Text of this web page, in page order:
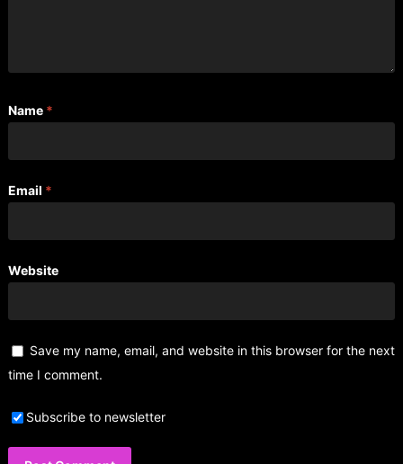
Name *
Email *
Website
Save my name, email, and website in this browser for the next
time I comment.
Subscribe to newsletter